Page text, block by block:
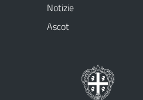
Notizie
Ascot